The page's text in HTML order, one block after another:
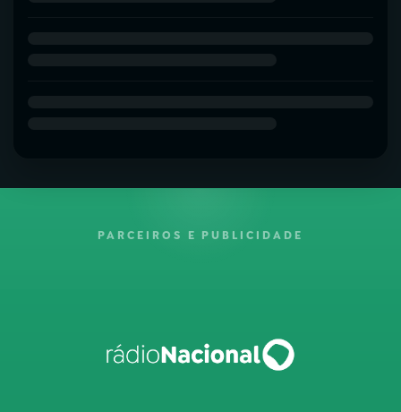
PARCEIROS E PUBLICIDADE